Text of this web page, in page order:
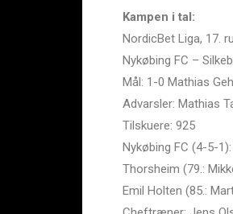
Kampen i tal:
NordicBet Liga, 17.
Nykøbing FC –
Mål: 1-0 Mathias
Advarsler: Mathias
Tilskuere: 925
Nykøbing FC (4-5-
Thorsheim (79.:
Emil Holten (85.: